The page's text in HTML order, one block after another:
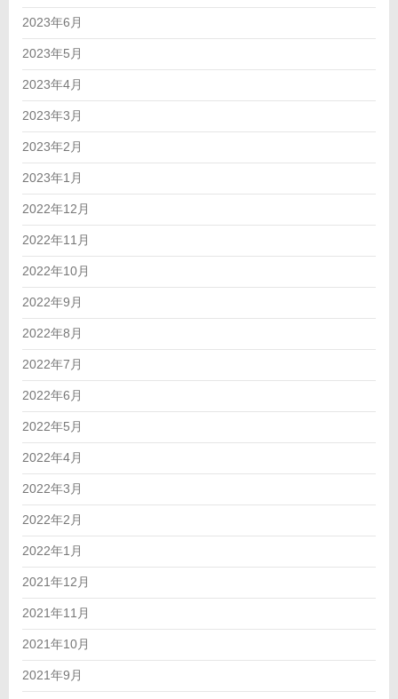
2023年6月
2023年5月
2023年4月
2023年3月
2023年2月
2023年1月
2022年12月
2022年11月
2022年10月
2022年9月
2022年8月
2022年7月
2022年6月
2022年5月
2022年4月
2022年3月
2022年2月
2022年1月
2021年12月
2021年11月
2021年10月
2021年9月